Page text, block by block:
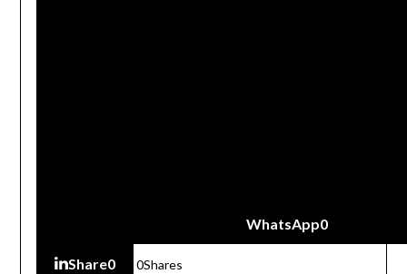
WhatsApp0
Share0 0Shares